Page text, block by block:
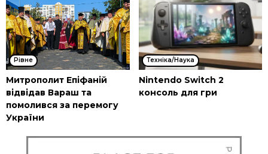
Рівне
Митрополит Епіфаній
відвідав Вараш та
помолився за перемогу
України
Техніка/Наука
Nintendo Switch 2
консоль для гри